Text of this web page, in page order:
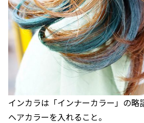
インカラは「インナーカラー」の略
ヘアカラーを入れること。